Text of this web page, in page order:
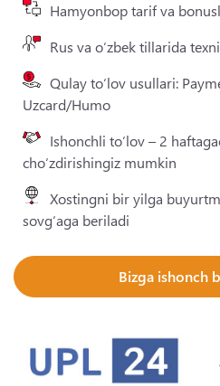
Hamyonbop tarif va
Rus va o‘zbek tillarida
Qulay to‘lov usullari:
Uzcard/Humo
Ishonchli to‘lov – 2
cho‘zdirishingiz mumkin
Xostingni bir yilga
sovg‘aga beriladi
Bizga ishonch